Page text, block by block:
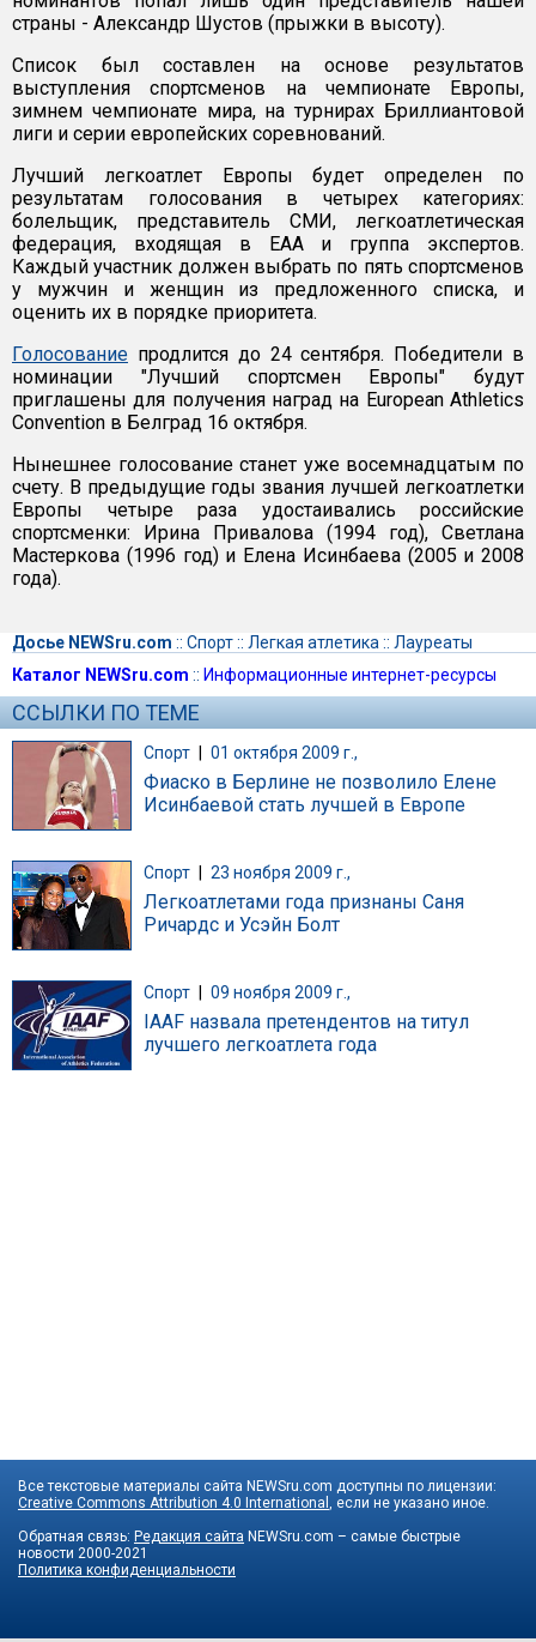
страны - Александр Шустов (прыжки в высоту).
Список был составлен на основе результатов
выступления спортсменов на чемпионате Европы,
зимнем чемпионате мира, на турнирах Бриллиантовой
лиги и серии европейских соревнований.
Лучший легкоатлет Европы будет определен по
результатам голосования в четырех категориях:
болельщик, представитель СМИ, легкоатлетическая
федерация, входящая в EAA и группа экспертов.
Каждый участник должен выбрать по пять спортсменов
у мужчин и женщин из предложенного списка, и
оценить их в порядке приоритета.
Голосование продлится до 24 сентября. Победители в
номинации "Лучший спортсмен Европы" будут
приглашены для получения наград на European Athletics
Convention в Белград 16 октября.
Нынешнее голосование станет уже восемнадцатым по
счету. В предыдущие годы звания лучшей легкоатлетки
Европы четыре раза удостаивались российские
спортсменки: Ирина Привалова (1994 год), Светлана
Мастеркова (1996 год) и Елена Исинбаева (2005 и 2008
года).
Досье NEWSru.com :: Спорт:: Легкая атлетика :: Лауреаты
Каталог NEWSru.com :: Информационные интернет-ресурсы
ССЫЛКИ ПО ТЕМЕ
Спорт | 01 октября 2009 г.,
Фиаско в Берлине не позволило Елене
Исинбаевой стать лучшей в Европе
Спорт 23 ноября 2009 г.,
Легкоатлетами года признаны Саня
Ричардс и Усэйн Болт
Спорт 09 ноября 2009 г.,
IAAF назвала претендентов на титул
лучшего легкоатлета года
Все текстовые материалы сайта NEWSru.com доступны по лицензии:
Creative Commons Attribution 4.0 International , если не указано иное.
Обратная связь: Редакция сайта NEWSru.com – самые быстрые
новости 2000-2021
Политика конфиденциальности